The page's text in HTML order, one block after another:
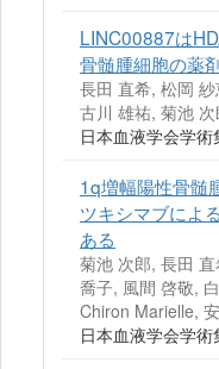
LINC00887は
骨髄腫細胞の薬
長田 直希, 松岡
古川 雄祐, 菊池
日本血液学会学
1q増幅陽性骨髄
ツキシマブによ
ある
菊池 次郎, 長田
喬子, 風間 啓敬,
Chiron Marielle,
日本血液学会学